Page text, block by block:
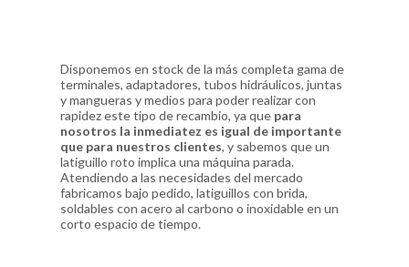
Disponemos en stock de la más completa gama de
terminales, adaptadores, tubos hidráulicos, juntas
y mangueras y medios para poder realizar con
rapidez este tipo de recambio, ya que para
nosotros la inmediatez es igual de importante
que para nuestros clientes, y sabemos que un
latiguillo roto implica una máquina parada.
Atendiendo a las necesidades del mercado
fabricamos bajo pedido, latiguillos con brida,
soldables con acero al carbono o inoxidable en un
corto espacio de tiempo.